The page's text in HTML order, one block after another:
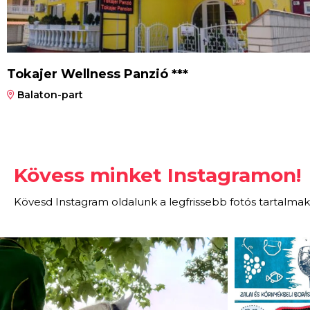
Tokajer Wellness Panzió ***
Balaton-part
Kövess minket Instagramon!
Kövesd Instagram oldalunk a legfrissebb fotós